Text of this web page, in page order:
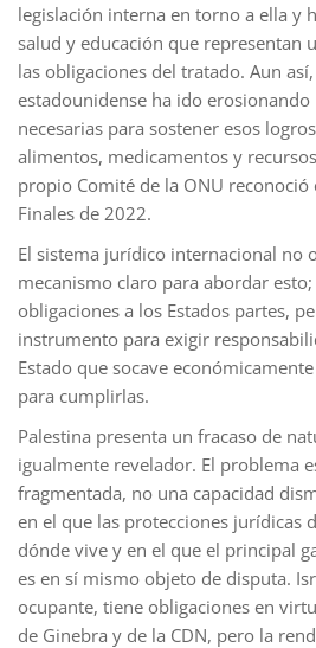
legislación interna en torno a ella y
salud y educación que representan
las obligaciones del tratado. Aun
estadounidense ha ido erosionando
necesarias para sostener esos
alimentos, medicamentos y
propio Comité de la ONU reconoció
Finales de 2022.
El sistema jurídico internacional no
mecanismo claro para abordar
obligaciones a los Estados partes,
instrumento para exigir
Estado que socave
para cumplirlas.
Palestina presenta un fracaso de
igualmente revelador. El problema
fragmentada, no una capacidad
en el que las protecciones jurídicas
dónde vive y en el que el principal
es en sí mismo objeto de disputa.
ocupante, tiene obligaciones en
de Ginebra y de la CDN, pero la